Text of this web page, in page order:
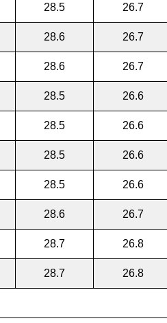
28.5 26.7
28.6 26.7
28.6 26.7
28.5 26.6
28.5 26.6
28.5 26.6
28.5 26.6
28.6 26.7
28.7 26.8
28.7 26.8